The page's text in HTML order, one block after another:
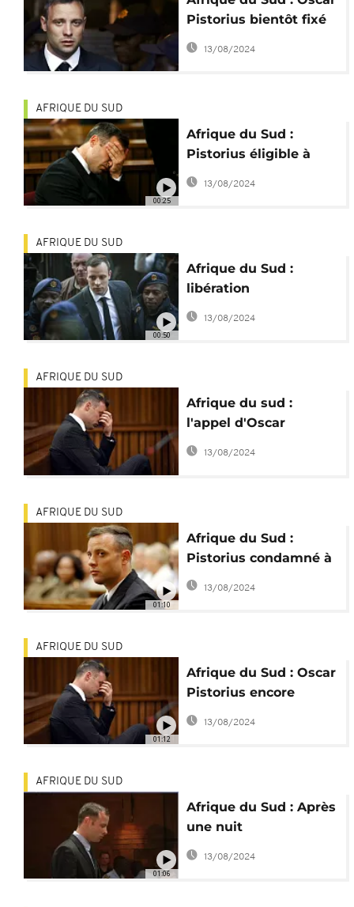
Pistorius bientôt fixé
sur une possible
libération
13/08/2024
00:25
AFRIQUE DU SUD
Afrique du Sud :
Pistorius éligible à
une libération
conditionnelle
13/08/2024
00:50
AFRIQUE DU SUD
Afrique du Sud :
libération
conditionnelle pour
13/08/2024
AFRIQUE DU SUD
Afrique du sud :
l'appel d'Oscar
Pistorius rejeté
13/08/2024
01:10
AFRIQUE DU SUD
Afrique du Sud :
Pistorius condamné à
une nouvelle peine de
13 ans et 5 mois de
13/08/2024
01:12
AFRIQUE DU SUD
Afrique du Sud : Oscar
Pistorius encore
devant le juge
13/08/2024
01:06
AFRIQUE DU SUD
Afrique du Sud : Après
une nuit
d'observation, Oscar
Pistorius est sorti de
13/08/2024